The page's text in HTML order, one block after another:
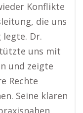
Konflikte
die uns
legte. Dr.
uns mit
und zeigte
Rechte
Seine klaren